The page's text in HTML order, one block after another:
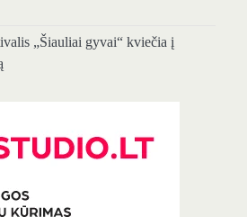
„Šiauliai gyvai“ kviečia į